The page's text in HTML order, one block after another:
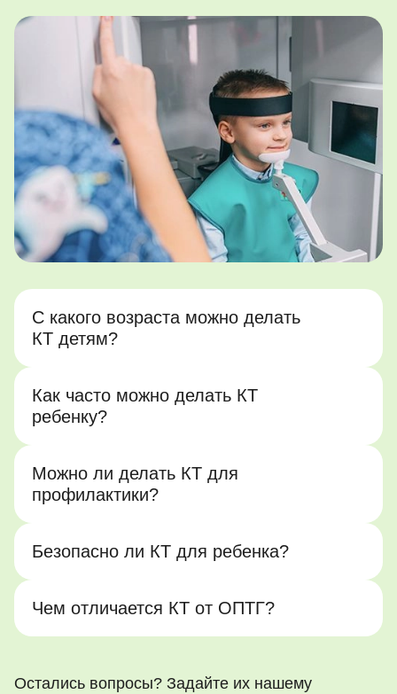
С какого возраста можно делать
КТ детям?
Как часто можно делать КТ
ребенку?
Можно ли делать КТ для
профилактики?
Безопасно ли КТ для ребенка?
Чем отличается КТ от ОПТГ?
Остались вопросы? Задайте их нашему